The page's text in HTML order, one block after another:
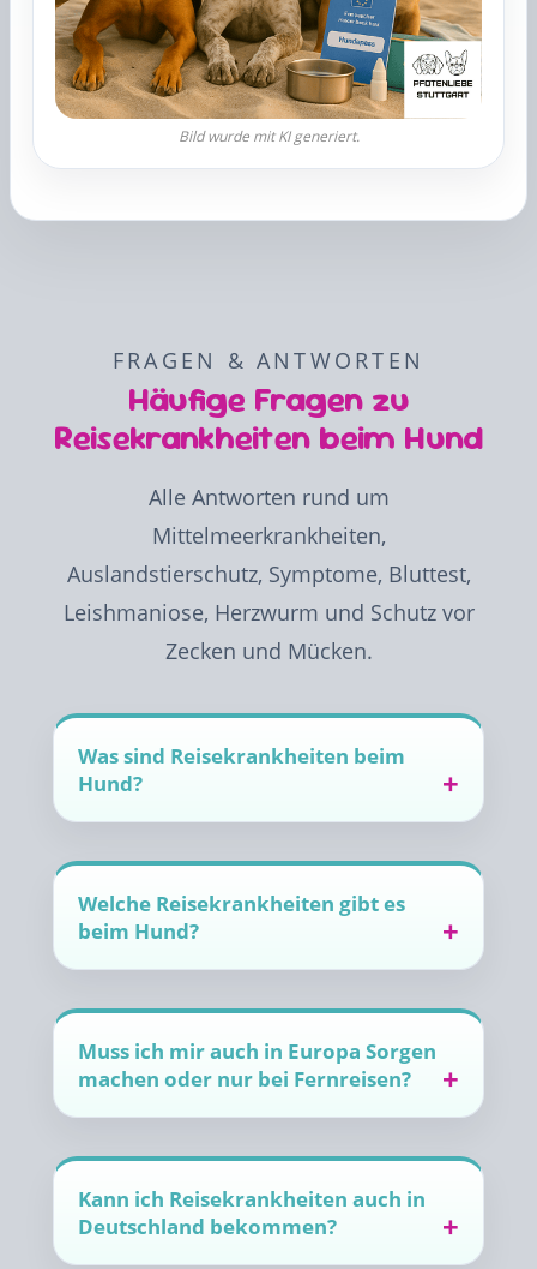
FRAGEN & ANTWORTEN
Häufige Fragen zu
Reisekrankheiten beim Hund
Alle Antworten rund um
Mittelmeerkrankheiten,
Auslandstierschutz, Symptome, Bluttest,
Leishmaniose, Herzwurm und Schutz vor
Zecken und Mücken.
Was sind Reisekrankheiten beim
Hund?
Welche Reisekrankheiten gibt es
beim Hund?
Muss ich mir auch in Europa Sorgen
machen oder nur bei Fernreisen?
Kann ich Reisekrankheiten auch in
Deutschland bekommen?